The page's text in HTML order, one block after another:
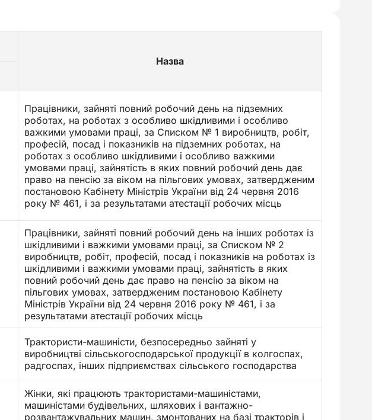
Назва
Працівники, зайняті повний робочий день на підземних
роботах, на роботах з особливо шкідливими і особливо
важкими умовами праці, за Списком № 1 виробництв, робіт,
професій, посад і показників на підземних роботах, на
роботах з особливо шкідливими і особливо важкими
умовами праці, зайнятість в яких повний робочий день дає
право на пенсію за віком на пільгових умовах, затвердженим
постановою Кабінету Міністрів України від 24 червня 2016
року № 461, і за результатами атестації робочих місць
Працівники, зайняті повний робочий день на інших роботах із
шкідливими і важкими умовами праці, за Списком № 2
виробництв, робіт, професій, посад і показників на роботах із
шкідливими і важкими умовами праці, зайнятість в яких
повний робочий день дає право на пенсію за віком на
пільгових умовах, затвердженим постановою Кабінету
Міністрів України від 24 червня 2016 року № 461, і за
результатами атестації робочих місць
Трактористи-машиністи, безпосередньо зайняті у
виробництві сільськогосподарської продукції в колгоспах,
радгоспах, інших підприємствах сільського господарства
Жінки, які працюють трактористами-машиністами,
машиністами будівельних, шляхових і вантажно-
розвантажувальних машин, змонтованих на базі тракторів і